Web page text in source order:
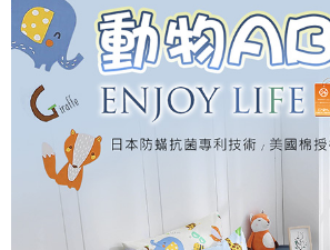
購買商品的店家。未經商家同意取消之訂單仍視為
後付繳納相關費用。
※ 交易是否成功請以「AFTEE先享後付 」之結帳頁
是否繳費成功／繳費後需取消欲退款等相關疑問，
客戶支援中心」 https://
【注意事項】
１．透過由恩沛科技股份有限公司提供之「AFTEE
易，需依本服務之必要範圍內提供個人資料，並將
２．關於個人資料處理事宜，請瀏覽以下網址：
https://aftee.tw/terms/#terms3
每筆NT$60，滿NT$499(含以上)免運費
付款後7-11取貨
每筆NT$60，滿NT$499(含以上)免運費
每筆NT$100，滿NT$499(含以上)免運費
每筆NT$100，滿NT$499(含以上)免運費